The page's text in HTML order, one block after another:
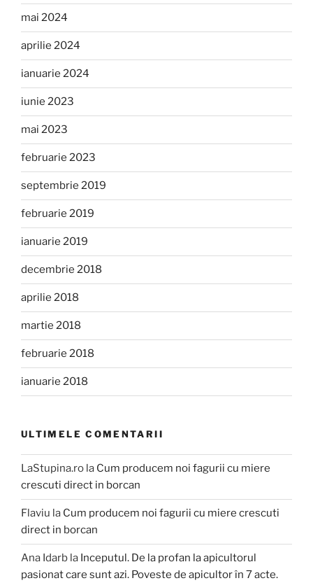
mai 2024
aprilie 2024
ianuarie 2024
iunie 2023
mai 2023
februarie 2023
septembrie 2019
februarie 2019
ianuarie 2019
decembrie 2018
aprilie 2018
martie 2018
februarie 2018
ianuarie 2018
ULTIMELE COMENTARII
LaStupina.ro la Cum producem noi fagurii cu miere
crescuti direct in borcan
Flaviu la Cum producem noi fagurii cu miere crescuti
direct in borcan
Ana Idarb la Inceputul. De la profan la apicultorul
pasionat care sunt azi. Poveste de apicultor în 7 acte.